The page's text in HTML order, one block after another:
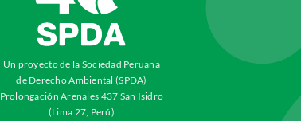
Un proyecto de la Sociedad Peruana
de Derecho Ambiental (SPDA)
Prolongación Arenales 437 San Isidro
(Lima 27, Perú)